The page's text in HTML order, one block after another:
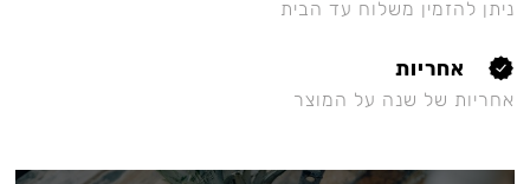
ניתן להזמין משלוח עד הבית
אחריות
אחריות של שנה על המוצר